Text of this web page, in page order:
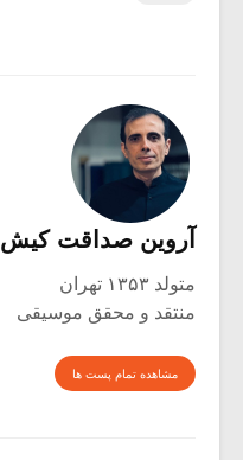
آروین صداقت کیش
متولد ۱۳۵۳ تهران
منتقد و محقق موسیقی
مشاهده تمام پست ها